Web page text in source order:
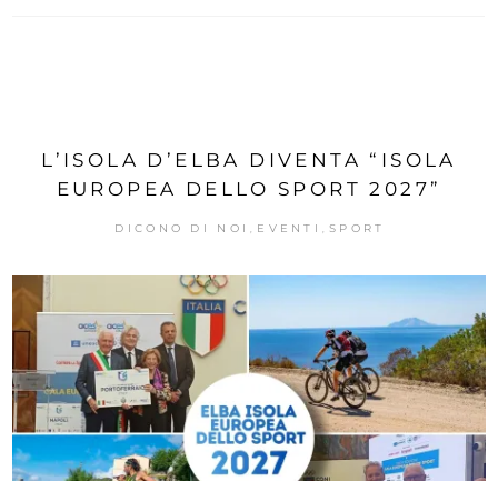
L’ISOLA D’ELBA DIVENTA “ISOLA
EUROPEA DELLO SPORT 2027”
DICONO DI NOI EVENTI SPORT